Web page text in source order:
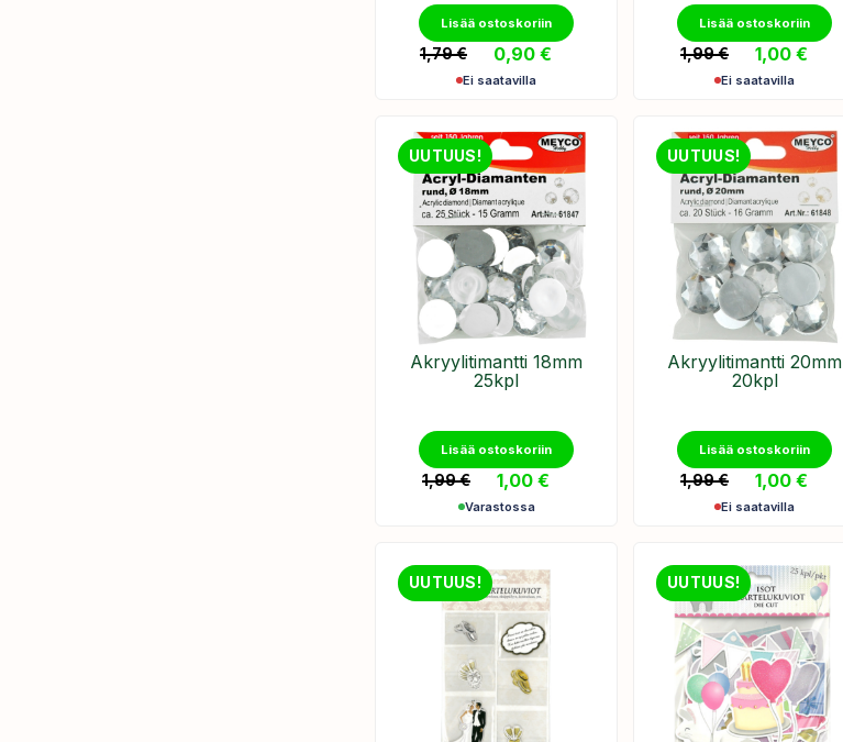
Lisää ostoskoriin
1,79€ 0,90 €
Ei saatavilla
Lisää ostoskoriin
1,99€ 1,00 €
Ei saatavilla
UUTUUS!
Akryylitimantti 18mm
25kpl
Lisää ostoskoriin
1,99€ 1,00 €
Varastossa
UUTUUS!
Akryylitimantti 20mm
20kpl
Lisää ostoskoriin
1,99€ 1,00 €
Ei saatavilla
UUTUUS! UUTUUS!